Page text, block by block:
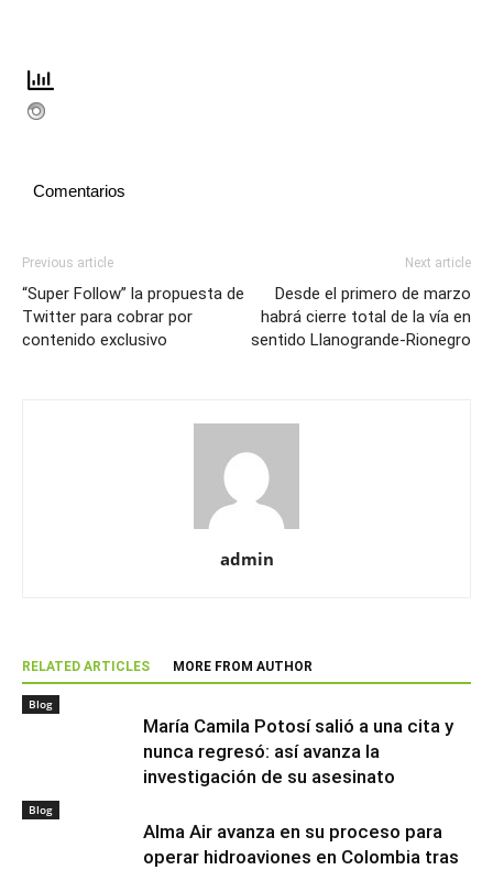
Comentarios
Previous article
“Super Follow” la propuesta de
Twitter para cobrar por
contenido exclusivo
Next article
Desde el primero de marzo
habrá cierre total de la vía en
sentido Llanogrande-Rionegro
admin
RELATED ARTICLES MORE FROM AUTHOR
Blog
María Camila Potosí salió a una cita y
nunca regresó: así avanza la
investigación de su asesinato
Blog
Alma Air avanza en su proceso para
operar hidroaviones en Colombia tras